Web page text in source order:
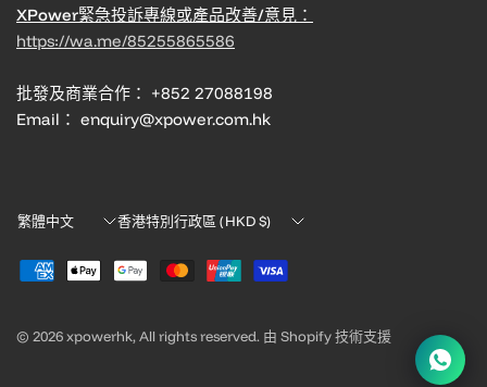
XPower緊急投訴專線或產品改善/意見：
https://wa.me/85255865586
批發及商業合作： +852 27088198
Email： enquiry@xpower.com.hk
Translation
zh-
TW.localization.update_country
Translation
zh-
TW.localization.update_country
© 2026 xpowerhk, All rights reserved. 由 Shopify 技術支援